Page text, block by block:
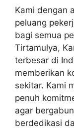
Kami dengan
peluang
bagi semua
Tirtamulya,
terbesar di
memberikan
sekitar. Kami
penuh
agar
berdedikasi